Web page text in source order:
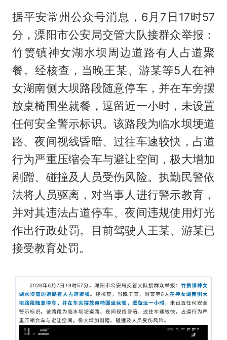
据平安常州公众号消息，6月7日17时57
分，溧阳市公安局交管大队接群众举报：
竹箦镇神女湖水坝周边道路有人占道聚
餐。经核查，当晚王某、游某等5人在神
女湖南侧大坝路段随意停车，并在车旁摆
放桌椅围坐就餐，逗留近一小时，未设置
任何安全警示标识。该路段为临水坝埂道
路、夜间视线昏暗、过往车速较快，占道
行为严重压缩会车与避让空间，极大增加
剐蹭、碰撞及人员受伤风险。执勤民警依
法将人员驱离，对当事人进行警示教育，
并对其违法占道停车、夜间违规使用灯光
作出行政处罚。目前驾驶人王某、游某已
接受教育处罚。